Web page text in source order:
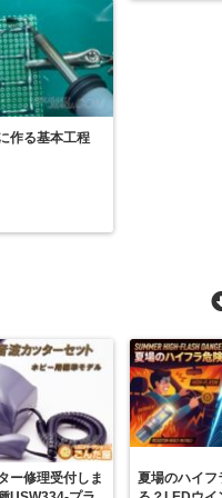
作る基本工程
ー修理受付しま
夏場のハイフ